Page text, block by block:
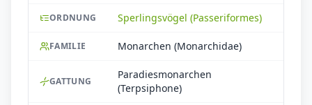
ORDNUNG Sperlingsvögel (Passeriformes)
FAMILIE Monarchen (Monarchidae)
GATTUNG
Paradiesmonarchen
(Terpsiphone)